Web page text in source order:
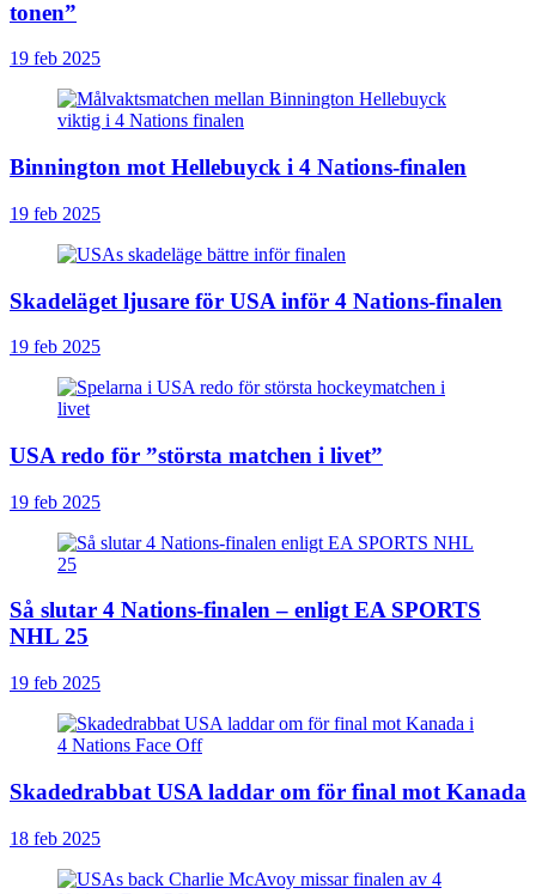
tonen”
19 feb 2025
Binnington mot Hellebuyck i 4 Nations-finalen
19 feb 2025
Skadeläget ljusare för USA inför 4 Nations-finalen
19 feb 2025
USA redo för ”största matchen i livet”
19 feb 2025
Så slutar 4 Nations-finalen – enligt EA SPORTS
NHL 25
19 feb 2025
Skadedrabbat USA laddar om för final mot Kanada
18 feb 2025